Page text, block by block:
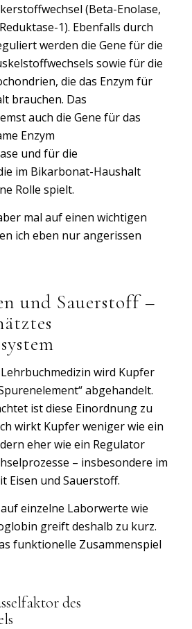
(Beta-Enolase,
1). Ebenfalls durch
werden die Gene für die
sowie für die
die das Enzym für
brauchen. Das
auch die Gene für das
Enzym
und für die
im Bikarbonat-Haushalt
Rolle spielt.
mal auf einen wichtigen
ich eben nur angerissen
und Sauerstoff –
wird Kupfer
abgehandelt.
ist diese Einordnung zu
wirkt Kupfer weniger wie ein
eher wie ein Regulator
– insbesondere im
Eisen und Sauerstoff.
einzelne Laborwerte wie
greift deshalb zu kurz.
funktionelle Zusammenspiel
des